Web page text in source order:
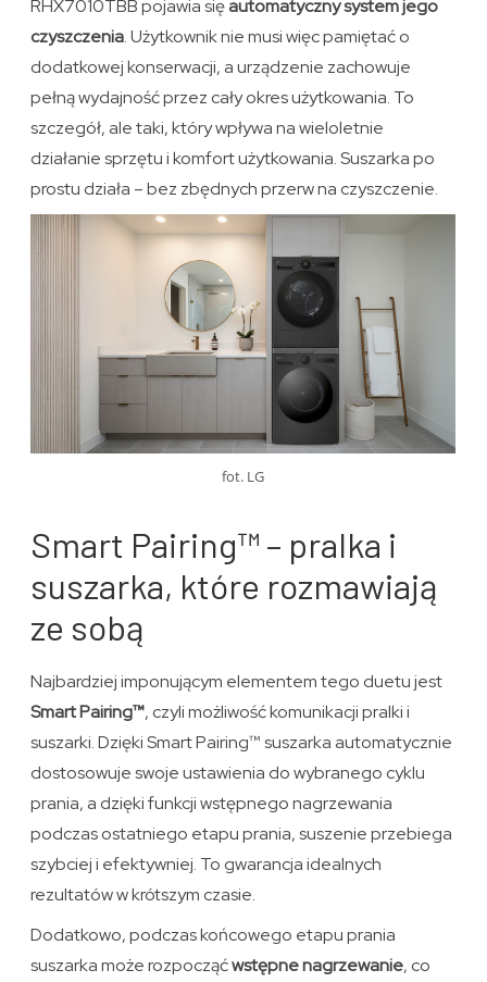
RHX7010TBB pojawia sięautomatyczny system jego
czyszczenia. Użytkownik nie musi więc pamiętać o
dodatkowej konserwacji, a urządzenie zachowuje
pełną wydajność przez cały okres użytkowania. To
szczegół, ale taki, który wpływa na wieloletnie
działanie sprzętu i komfort użytkowania. Suszarka po
prostu działa – bez zbędnych przerw na czyszczenie.
fot. LG
Smart Pairing™ – pralka i
suszarka, które rozmawiają
ze sobą
Najbardziej imponującym elementem tego duetu jest
Smart Pairing™, czyli możliwość komunikacji pralki i
suszarki. Dzięki Smart Pairing™ suszarka automatycznie
dostosowuje swoje ustawienia do wybranego cyklu
prania, a dzięki funkcji wstępnego nagrzewania
podczas ostatniego etapu prania, suszenie przebiega
szybciej i efektywniej. To gwarancja idealnych
rezultatów w krótszym czasie.
Dodatkowo, podczas końcowego etapu prania
suszarka może rozpocząćwstępne nagrzewanie, co